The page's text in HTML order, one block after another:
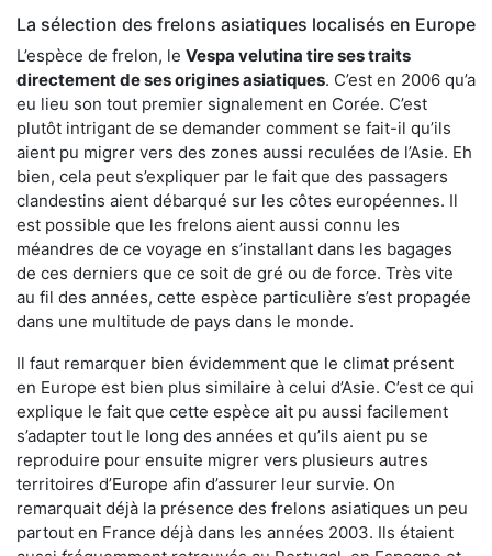
La sélection des frelons asiatiques localisés en Europe
L’espèce de frelon, le Vespa velutina tire ses traits
directement de ses origines asiatiques. C’est en 2006 qu’a
eu lieu son tout premier signalement en Corée. C’est
plutôt intrigant de se demander comment se fait-il qu’ils
aient pu migrer vers des zones aussi reculées de l’Asie. Eh
bien, cela peut s’expliquer par le fait que des passagers
clandestins aient débarqué sur les côtes européennes. Il
est possible que les frelons aient aussi connu les
méandres de ce voyage en s’installant dans les bagages
de ces derniers que ce soit de gré ou de force. Très vite
au fil des années, cette espèce particulière s’est propagée
dans une multitude de pays dans le monde.
Il faut remarquer bien évidemment que le climat présent
en Europe est bien plus similaire à celui d’Asie. C’est ce qui
explique le fait que cette espèce ait pu aussi facilement
s’adapter tout le long des années et qu’ils aient pu se
reproduire pour ensuite migrer vers plusieurs autres
territoires d’Europe afin d’assurer leur survie. On
remarquait déjà la présence des frelons asiatiques un peu
partout en France déjà dans les années 2003. Ils étaient